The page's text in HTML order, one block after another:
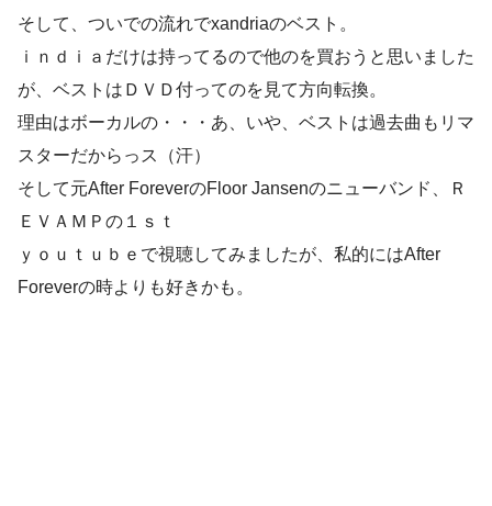
そして、ついでの流れでxandriaのベスト。
ｉｎｄｉａだけは持ってるので他のを買おうと思いました
が、ベストはＤＶＤ付ってのを見て方向転換。
理由はボーカルの・・・あ、いや、ベストは過去曲もリマ
スターだからっス（汗）
そして元After ForeverのFloor Jansenのニューバンド、Ｒ
ＥＶＡＭＰの１ｓｔ
ｙｏｕｔｕｂｅで視聴してみましたが、私的にはAfter
Foreverの時よりも好きかも。